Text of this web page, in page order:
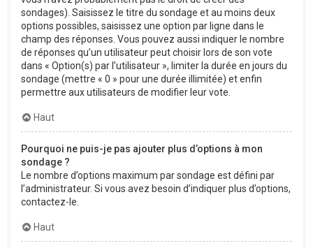
sondages). Saisissez le titre du sondage et au moins deux
options possibles, saisissez une option par ligne dans le
champ des réponses. Vous pouvez aussi indiquer le nombre
de réponses qu’un utilisateur peut choisir lors de son vote
dans « Option(s) par l’utilisateur », limiter la durée en jours du
sondage (mettre « 0 » pour une durée illimitée) et enfin
permettre aux utilisateurs de modifier leur vote.
Haut
Pourquoi ne puis-je pas ajouter plus d’options à mon
sondage ?
Le nombre d’options maximum par sondage est défini par
l’administrateur. Si vous avez besoin d’indiquer plus d’options,
contactez-le.
Haut